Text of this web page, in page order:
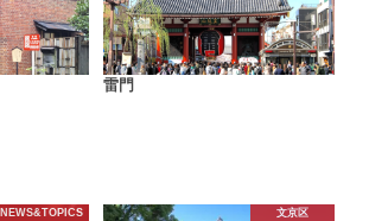
雷門
NEWS&TOPICS 文京区